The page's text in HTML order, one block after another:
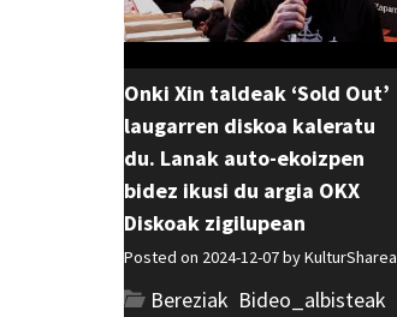
Onki Xin taldeak ‘Sold Out’
laugarren diskoa kaleratu
du. Lanak auto-ekoizpen
bidez ikusi du argia OKX
Diskoak zigilupean
Posted on 2024-12-07 byKulturSharea
Bereziak Bideo_albisteak